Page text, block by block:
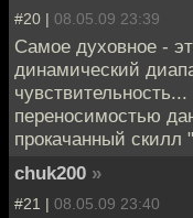
#20 | 08.05.09 23:39
Самое духовное -
динамический
переносимостью
прокачанный скилл
chuk200 »
#21 | 08.05.09 23:40